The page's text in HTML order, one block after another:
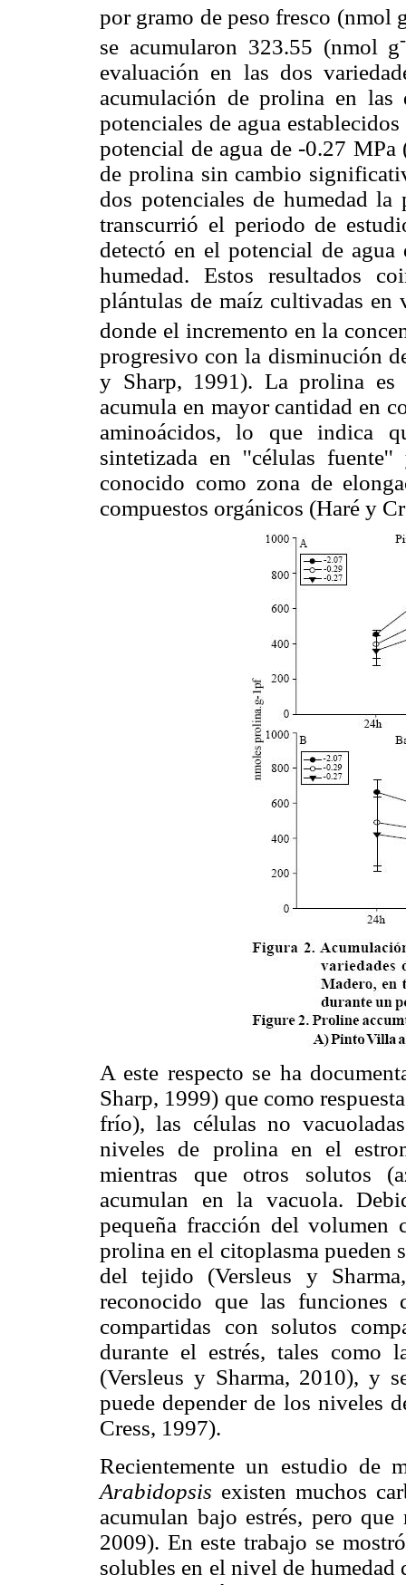
por gramo de peso fresco (nmol
se acumularon 323.55 (nmol g
evaluación en las dos
acumulación de prolina en las
potenciales de agua establecidos
potencial de agua de -0.27
de prolina sin cambio
dos potenciales de humedad
transcurrió el periodo de
detectó en el potencial de
humedad. Estos resultados
plántulas de maíz cultivadas en
donde el incremento en la
progresivo con la disminución
y Sharp, 1991). La prolina es
acumula en mayor cantidad en
aminoácidos, lo que indica
sintetizada en ''células
conocido como zona de
compuestos orgánicos (Haré y
A este respecto se ha
Sharp, 1999) que como
frío), las células no
niveles de prolina en el
mientras que otros solutos
acumulan en la vacuola.
pequeña fracción del volumen
prolina en el citoplasma pueden
del tejido (Versleus y
reconocido que las
compartidas con solutos
durante el estrés, tales como
(Versleus y Sharma, 2010), y
puede depender de los niveles
Cress, 1997).
Recientemente un estudio de
Arabidopsis existen muchos
acumulan bajo estrés, pero
2009). En este trabajo se
solubles en el nivel de